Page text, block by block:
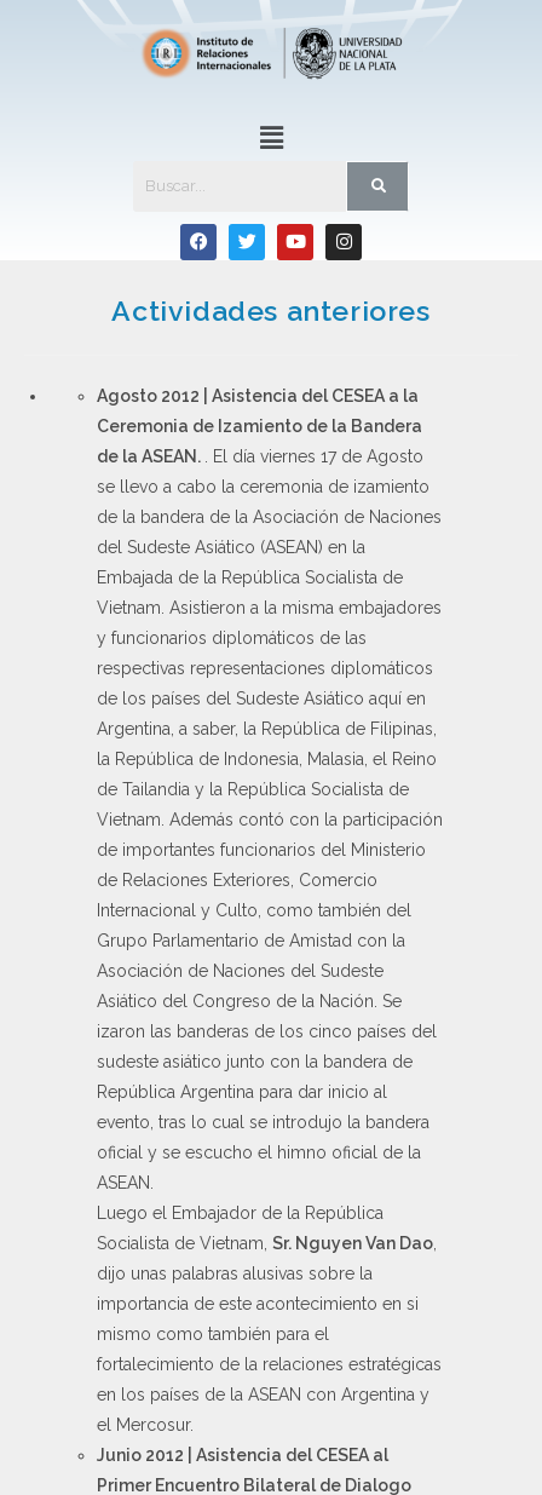
Actividades anteriores
Agosto 2012 | Asistencia del CESEA a la
Ceremonia de Izamiento de la Bandera
de la ASEAN.
. El día viernes 17 de Agosto
se llevo a cabo la ceremonia de izamiento
de la bandera de la Asociación de Naciones
del Sudeste Asiático (ASEAN) en la
Embajada de la República Socialista de
Vietnam. Asistieron a la misma embajadores
y funcionarios diplomáticos de las
respectivas representaciones diplomáticos
de los países del Sudeste Asiático aquí en
Argentina, a saber, la República de Filipinas,
la República de Indonesia, Malasia, el Reino
de Tailandia y la República Socialista de
Vietnam. Además contó con la participación
de importantes funcionarios del Ministerio
de Relaciones Exteriores, Comercio
Internacional y Culto, como también del
Grupo Parlamentario de Amistad con la
Asociación de Naciones del Sudeste
Asiático del Congreso de la Nación. Se
izaron las banderas de los cinco países del
sudeste asiático junto con la bandera de
República Argentina para dar inicio al
evento, tras lo cual se introdujo la bandera
oficial y se escucho el himno oficial de la
ASEAN.
Luego el Embajador de la República
Socialista de Vietnam, Sr. Nguyen Van Dao
dijo unas palabras alusivas sobre la
importancia de este acontecimiento en si
mismo como también para el
fortalecimiento de la relaciones estratégicas
en los países de la ASEAN con Argentina y
el Mercosur.
Junio 2012 | Asistencia del CESEA al
Primer Encuentro Bilateral de Dialogo